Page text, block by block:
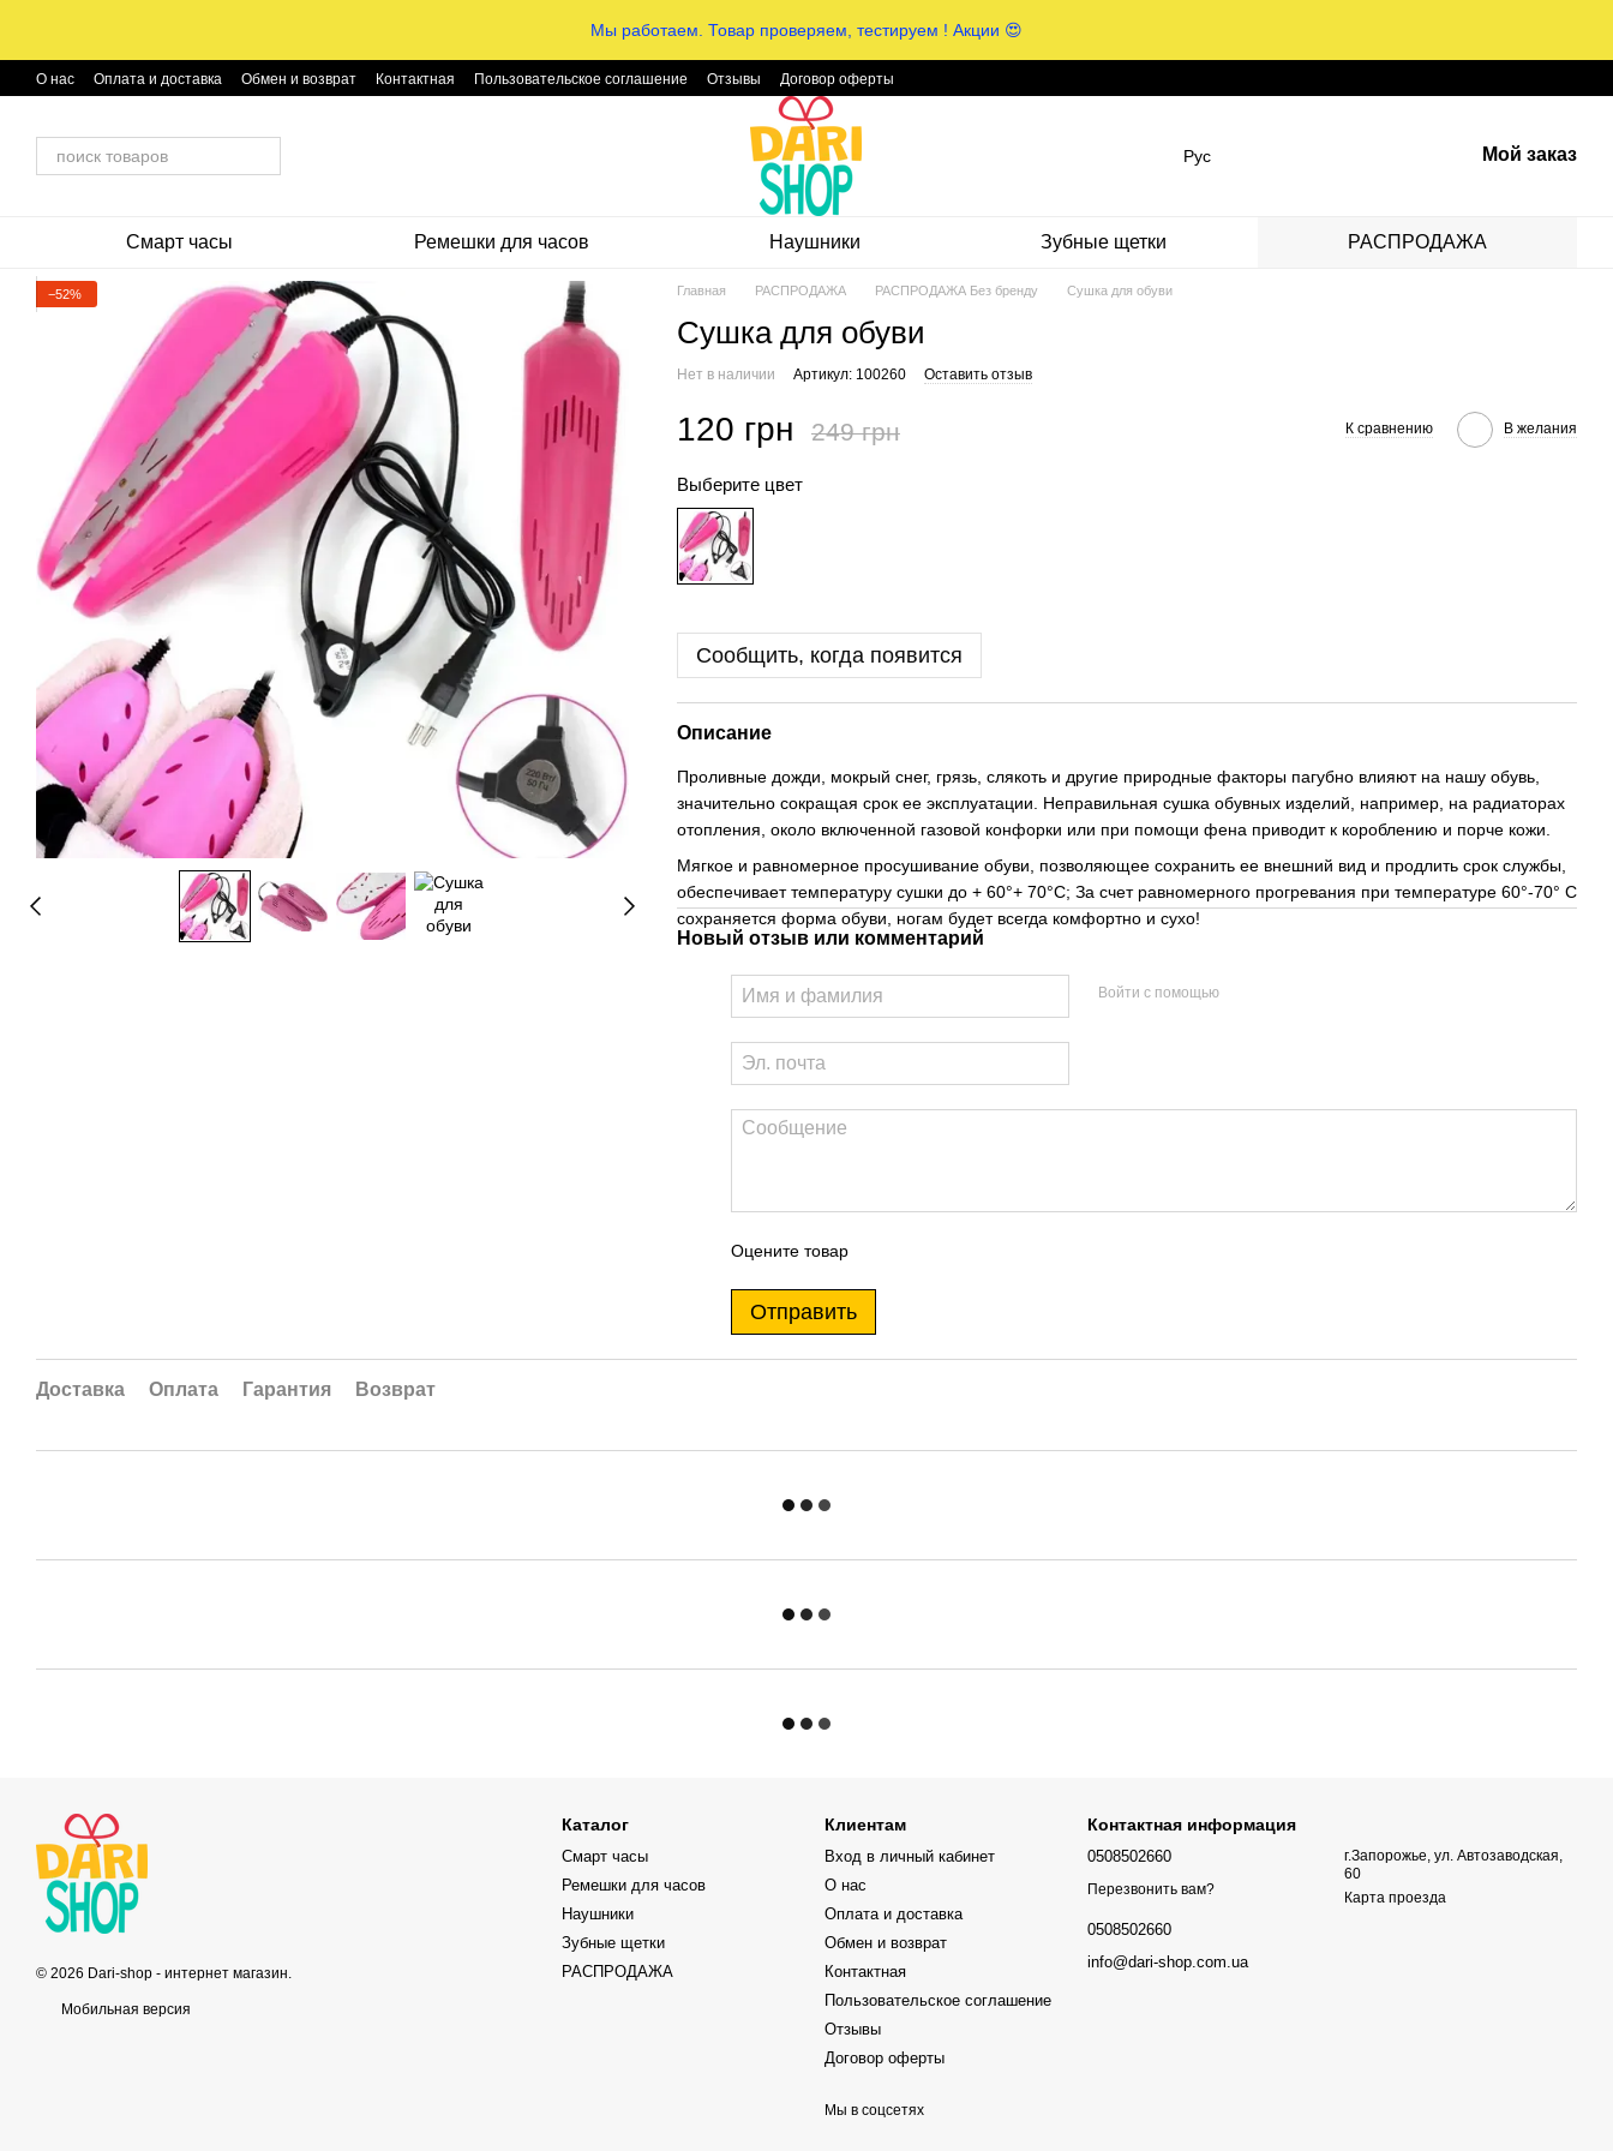
Мы работаем. Товар проверяем, тестируем ! Акции 😍
О нас Оплата и доставка Обмен и возврат Контактная Пользовательское соглашение Отзывы Договор оферты
Рус Мой заказ
Смарт часы Ремешки для часов Наушники Зубные щетки РАСПРОДАЖА
−52% Главная РАСПРОДАЖА РАСПРОДАЖА Без бренду Сушка для обуви
Сушка для обуви
Нет в наличии Артикул: 100260 Оставить отзыв
120 грн 249 грн К сравнению В желания
Выберите цвет
Сообщить, когда появится
Описание
Проливные дожди, мокрый снег, грязь, слякоть и другие природные факторы пагубно влияют на нашу обувь,
значительно сокращая срок ее эксплуатации. Неправильная сушка обувных изделий, например, на радиаторах
отопления, около включенной газовой конфорки или при помощи фена приводит к короблению и порче кожи.
Мягкое и равномерное просушивание обуви, позволяющее сохранить ее внешний вид и продлить срок службы,
обеспечивает температуру сушки до + 60°+ 70°С; За счет равномерного прогревания при температуре 60°-70° С
сохраняется форма обуви, ногам будет всегда комфортно и сухо!
Новый отзыв или комментарий
Войти с помощью
Оцените товар
Отправить
Доставка Оплата Гарантия Возврат
© 2026 Dari-shop - интернет магазин.
Мобильная версия
Каталог
Смарт часы
Ремешки для часов
Наушники
Зубные щетки
РАСПРОДАЖА
Клиентам
Вход в личный кабинет
О нас
Оплата и доставка
Обмен и возврат
Контактная
Пользовательское соглашение
Отзывы
Договор оферты
Мы в соцсетях
Контактная информация
0508502660
Перезвонить вам?
0508502660
info@dari-shop.com.ua
г.Запорожье, ул. Автозаводская,
60
Карта проезда